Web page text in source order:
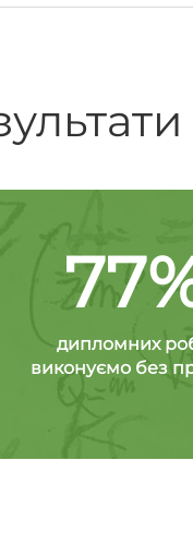
дипломних
виконуємо без